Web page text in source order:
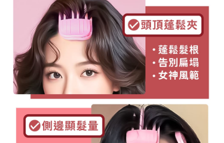
購買商品的店家。未經商家同意取消之訂單仍視為有效，需透過AFTEE先享
後付繳納相關費用。
※ 交易是否成功請以「AFTEE先享後付 」之結帳頁面顯示為準，若有關於
是否繳費成功／繳費後需取消欲退款等相關疑問，請聯繫「AFTEE先享後付
客戶支援中心」 https://netprotections.freshdesk.com/support/home
【注意事項】
１．透過由恩沛科技股份有限公司提供之「AFTEE先享後付」服務完成之交
易，需依本服務之必要範圍內提供個人資料，並將交易相關給付款項請求債
權轉讓予恩沛科技股份有限公司。
２．關於個人資料處理事宜，請瀏覽以下網址：
３．未成年的使用者請事先徵得法定代理人或監護人之同意方可使用
「AFTEE先享後付」，若未經同意申辦者引起之損失，本公司不負相關責
４．使用「AFTEE先享後付」時，將依據個別帳號之用戶狀況，依本公司即
每筆NT$60，滿NT$399(含以上)免運費
付款後7-11取貨
每筆NT$60，滿NT$399(含以上)免運費
宅配
每筆NT$65，滿NT$99(含以上)免運費